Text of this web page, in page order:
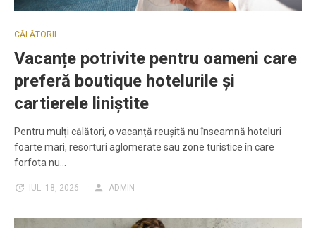
CĂLĂTORII
Vacanțe potrivite pentru oameni care
preferă boutique hotelurile și
cartierele liniștite
Pentru mulți călători, o vacanță reușită nu înseamnă hoteluri
foarte mari, resorturi aglomerate sau zone turistice în care
forfota nu…
IUL. 18, 2026 ADMIN